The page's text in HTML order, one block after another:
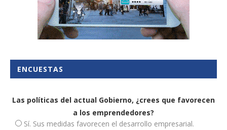
ENCUESTAS
Las políticas del actual Gobierno, ¿crees que favorecen
a los emprendedores?
Sí. Sus medidas favorecen el desarrollo empresarial.